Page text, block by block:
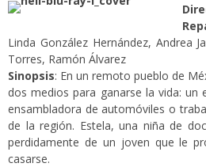
Linda González Hernández, Andrea
Torres, Ramón Álvarez
Sinopsis: En un remoto pueblo de
dos medios para ganarse la vida: un
ensambladora de automóviles o
de la región. Estela, una niña de
perdidamente de un joven que le
casarse.